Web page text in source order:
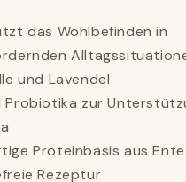
das Wohlbefinden in
und Lavendel
Probiotika zur
Proteinbasis aus
Rezeptur